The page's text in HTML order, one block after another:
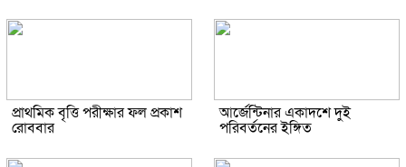
প্রাথমিক বৃত্তি পরীক্ষার ফল প্রকাশ
রোববার
আর্জেন্টিনার একাদশে দুই
পরিবর্তনের ইঙ্গিত